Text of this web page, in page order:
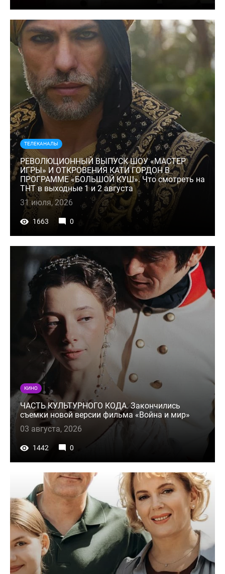
ТЕЛЕКАНАЛЫ
РЕВОЛЮЦИОННЫЙ ВЫПУСК ШОУ «МАСТЕР
ИГРЫ» И ОТКРОВЕНИЯ КАТИ ГОРДОН В
ПРОГРАММЕ «БОЛЬШОЙ КУШ». Что смотреть на
ТНТ в выходные 1 и 2 августа
31 июля, 2026
1663 0
КИНО
ЧАСТЬ КУЛЬТУРНОГО КОДА. Закончились
съемки новой версии фильма «Война и мир»
03 августа, 2026
1442 0